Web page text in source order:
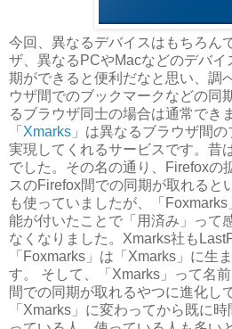
今回、異なるデバイスはもちろん
ザ、異なるPCやMacなどのデバイ
期ができると便利だなと思い、調
ウザ間でのブックマークなどの同
るブラウザ同士の場合は通常でき
「 Xmarks 」は異なるブラウザ間
実現してくれるサービスです。昔
でした。その名の通り、Firefoxの
スのFirefox間での同期が取れると
も使っていましたが、「
能が付いたことで「用済み」って
なくなりました。Xmarks社も
「Foxmarks」は「Xmarks」に生
す。 そして、「Xmarks」って名
間での同期が取れるやつに進化し
「Xmarks」に変わってから既に